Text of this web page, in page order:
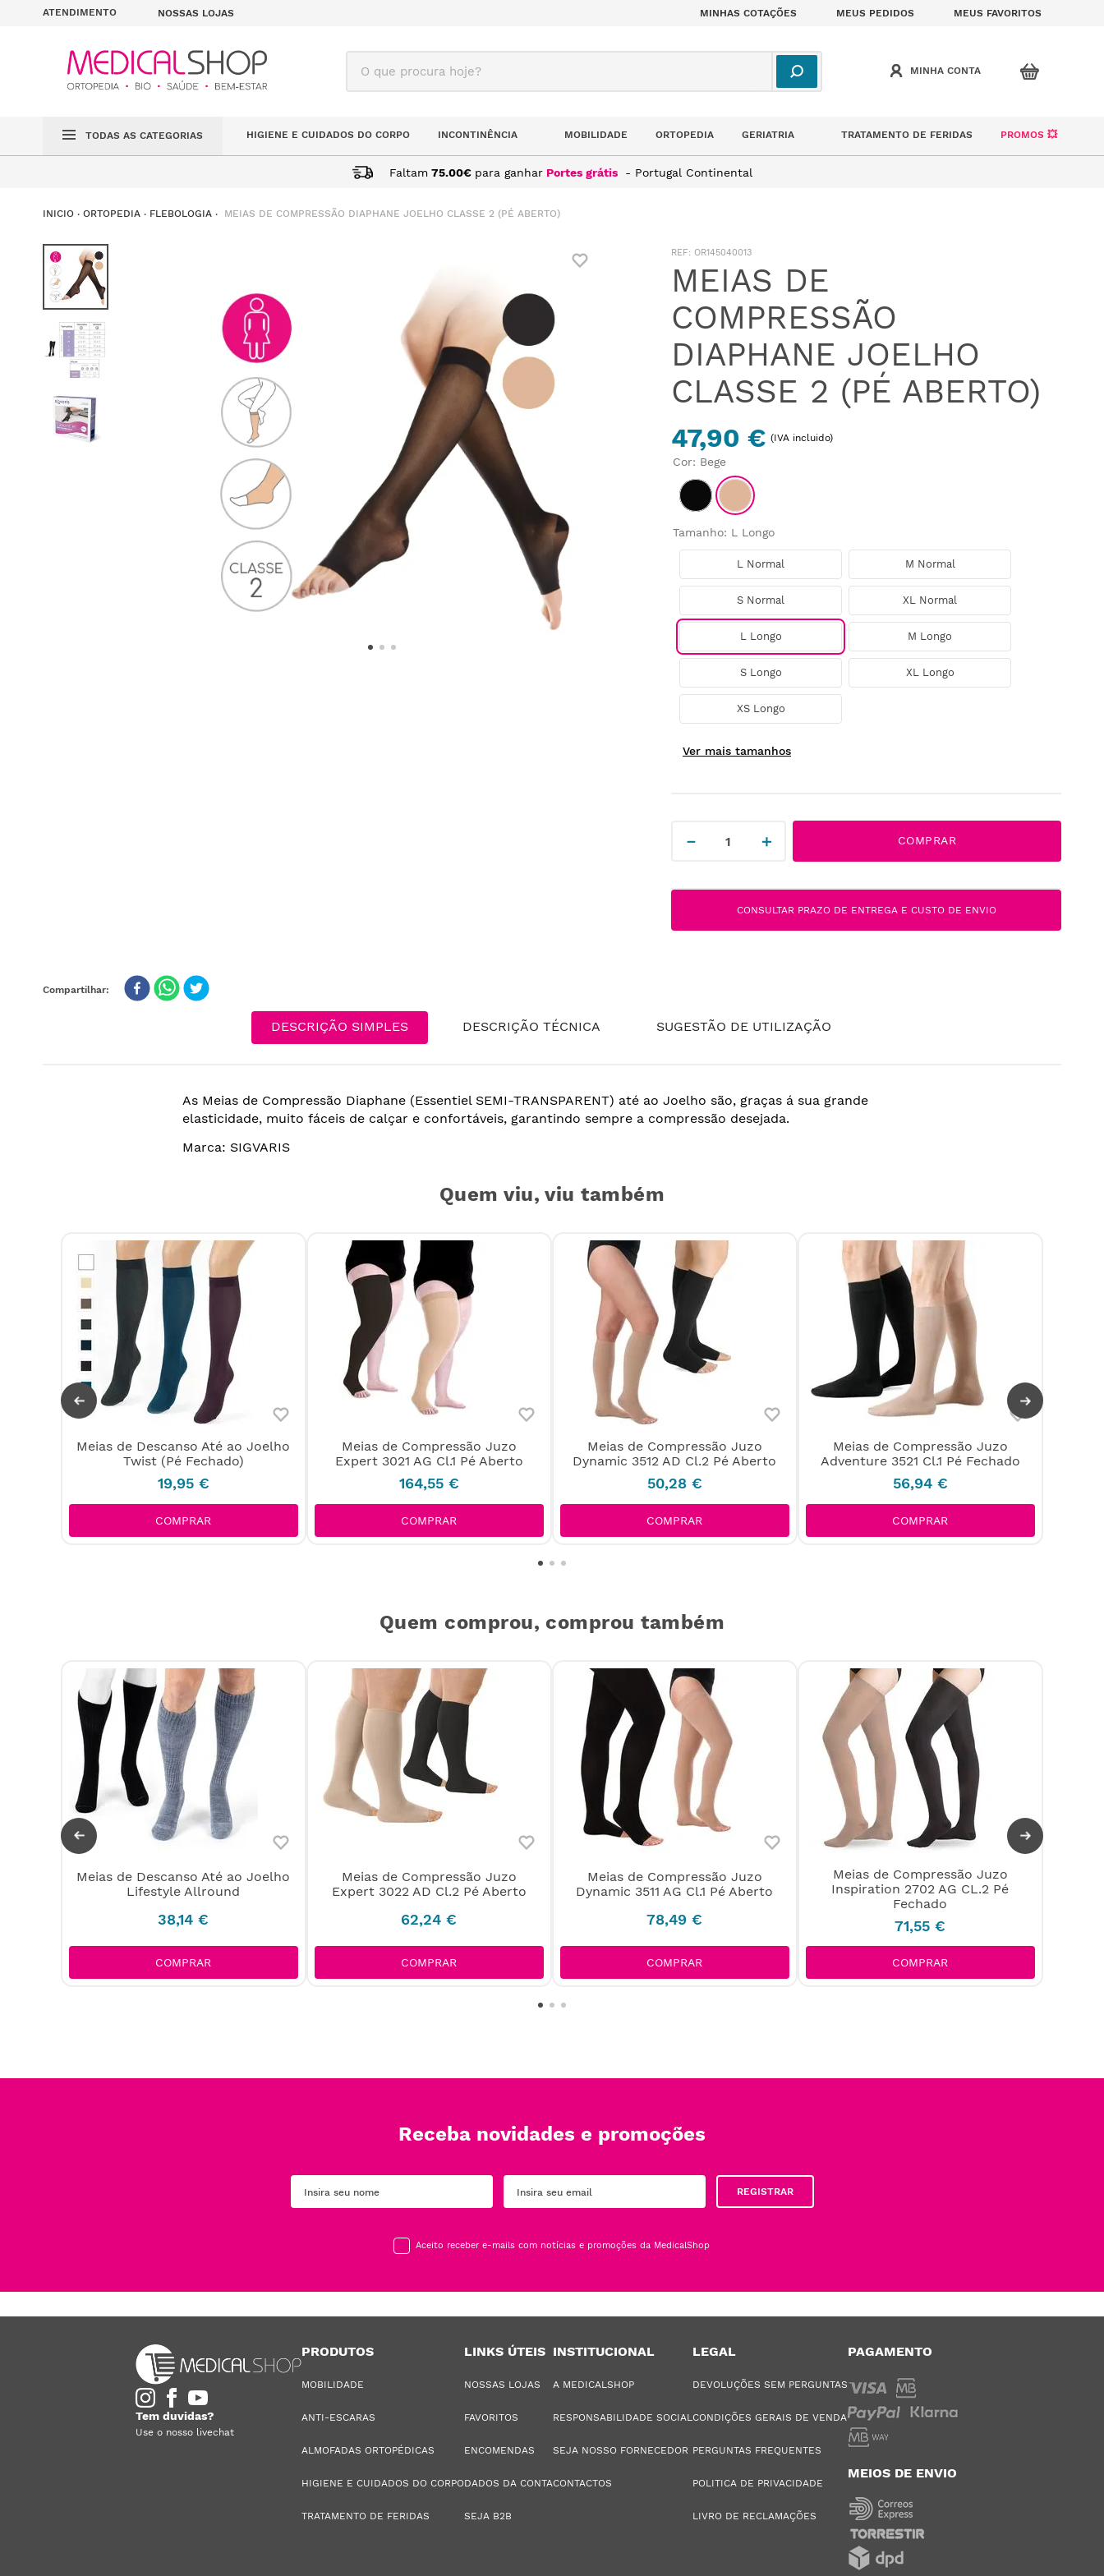
ATENDIMENTO NOSSAS LOJAS MINHAS COTAÇÕES MEUS PEDIDOS MEUS FAVORITOS
O que procura hoje?
TODAS AS CATEGORIAS HIGIENE E CUIDADOS DO CORPO INCONTINÊNCIA MOBILIDADE ORTOPEDIA GERIATRIA TRATAMENTO DE FERIDAS PROMOS 💥
Faltam 75.00€ para ganhar Portes grátis - Portugal Continental
ORTOPEDIA FLEBOLOGIA MEIAS DE COMPRESSÃO DIAPHANE JOELHO CLASSE 2 (PÉ ABERTO)
: OR145040013
MEIAS DE
COMPRESSÃO
DIAPHANE JOELHO
CLASSE 2 (PÉ ABERTO)
47,90 € (IVA incluido)
Cor: Bege
Tamanho: L Longo
L Normal M Normal
S Normal XL Normal
L Longo M Longo
S Longo XL Longo
XS Longo
＋
－ COMPRAR
CONSULTAR PRAZO DE ENTREGA E CUSTO DE ENVIO
DESCRIÇÃO SIMPLES DESCRIÇÃO TÉCNICA SUGESTÃO DE UTILIZAÇÃO
As Meias de Compressão Diaphane (Essentiel SEMI-TRANSPARENT) até ao Joelho são, graças á sua grande
elasticidade, muito fáceis de calçar e confortáveis, garantindo sempre a compressão desejada.
Marca: SIGVARIS
Quem viu, viu também
Meias de Descanso Até ao Joelho
Twist (Pé Fechado)
19,95 €
COMPRAR
Meias de Compressão Juzo
Expert 3021 AG Cl.1 Pé Aberto
164,55 €
COMPRAR
Meias de Compressão Juzo
Dynamic 3512 AD Cl.2 Pé Aberto
50,28 €
COMPRAR
Meias de Compressão Juzo
Adventure 3521 Cl.1 Pé Fechado
56,94 €
COMPRAR
Quem comprou, comprou também
Meias de Descanso Até ao Joelho
Lifestyle Allround
38,14 €
COMPRAR
Meias de Compressão Juzo
Expert 3022 AD Cl.2 Pé Aberto
62,24 €
COMPRAR
Meias de Compressão Juzo
Dynamic 3511 AG Cl.1 Pé Aberto
78,49 €
COMPRAR
Meias de Compressão Juzo
Inspiration 2702 AG CL.2 Pé
Fechado
71,55 €
COMPRAR
Receba novidades e promoções
REGISTRAR
Aceito receber e-mails com notícias e promoções da MedicalShop
Tem duvidas?
Use o nosso livechat
PRODUTOS
MOBILIDADE
ANTI-ESCARAS
ALMOFADAS ORTOPÉDICAS
HIGIENE E CUIDADOS DO CORPO
TRATAMENTO DE FERIDAS
LINKS ÚTEIS
NOSSAS LOJAS
FAVORITOS
ENCOMENDAS
DADOS DA CONTA
SEJA B2B
INSTITUCIONAL
A MEDICALSHOP
RESPONSABILIDADE SOCIAL
SEJA NOSSO FORNECEDOR
CONTACTOS
LEGAL
DEVOLUÇÕES SEM PERGUNTAS
CONDIÇÕES GERAIS DE VENDA
PERGUNTAS FREQUENTES
POLITICA DE PRIVACIDADE
LIVRO DE RECLAMAÇÕES
PAGAMENTO
MEIOS DE ENVIO